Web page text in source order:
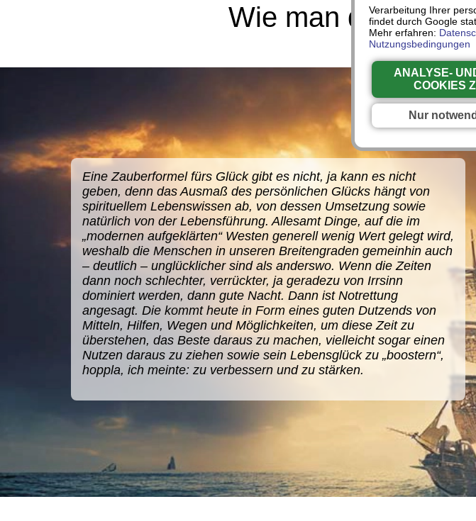
Wie man diese
Eine Zauberformel fürs Glück gibt es nicht, ja kann es nicht
geben, denn das Ausmaß des persönlichen Glücks hängt von
spirituellem Lebenswissen ab, von dessen Umsetzung sowie
natürlich von der Lebensführung. Allesamt Dinge, auf die im
„modernen aufgeklärten“ Westen generell wenig Wert gelegt wird,
weshalb die Menschen in unseren Breitengraden gemeinhin auch
– deutlich – unglücklicher sind als anderswo. Wenn die Zeiten
dann noch schlechter, verrückter, ja geradezu von Irrsinn
dominiert werden, dann gute Nacht. Dann ist Notrettung
angesagt. Die kommt heute in Form eines guten Dutzends von
Mitteln, Hilfen, Wegen und Möglichkeiten, um diese Zeit zu
überstehen, das Beste daraus zu machen, vielleicht sogar einen
Nutzen daraus zu ziehen sowie sein Lebensglück zu „boostern“,
hoppla, ich meinte: zu verbessern und zu stärken.
Verarbeitung Ihrer
findet durch Google
Mehr erfahren:
Nutzungsbedingungen
ANALYSE-
COOKIES
Nur